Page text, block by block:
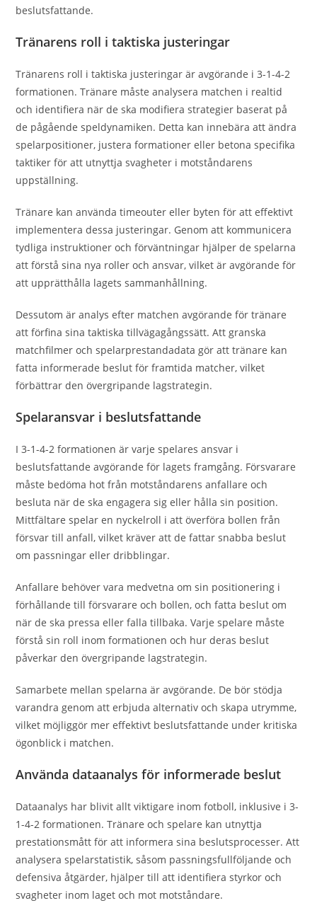
beslutsfattande.
Tränarens roll i taktiska justeringar
Tränarens roll i taktiska justeringar är avgörande i 3-1-4-2
formationen. Tränare måste analysera matchen i realtid
och identifiera när de ska modifiera strategier baserat på
de pågående speldynamiken. Detta kan innebära att ändra
spelarpositioner, justera formationer eller betona specifika
taktiker för att utnyttja svagheter i motståndarens
uppställning.
Tränare kan använda timeouter eller byten för att effektivt
implementera dessa justeringar. Genom att kommunicera
tydliga instruktioner och förväntningar hjälper de spelarna
att förstå sina nya roller och ansvar, vilket är avgörande för
att upprätthålla lagets sammanhållning.
Dessutom är analys efter matchen avgörande för tränare
att förfina sina taktiska tillvägagångssätt. Att granska
matchfilmer och spelarprestandadata gör att tränare kan
fatta informerade beslut för framtida matcher, vilket
förbättrar den övergripande lagstrategin.
Spelaransvar i beslutsfattande
I 3-1-4-2 formationen är varje spelares ansvar i
beslutsfattande avgörande för lagets framgång. Försvarare
måste bedöma hot från motståndarens anfallare och
besluta när de ska engagera sig eller hålla sin position.
Mittfältare spelar en nyckelroll i att överföra bollen från
försvar till anfall, vilket kräver att de fattar snabba beslut
om passningar eller dribblingar.
Anfallare behöver vara medvetna om sin positionering i
förhållande till försvarare och bollen, och fatta beslut om
när de ska pressa eller falla tillbaka. Varje spelare måste
förstå sin roll inom formationen och hur deras beslut
påverkar den övergripande lagstrategin.
Samarbete mellan spelarna är avgörande. De bör stödja
varandra genom att erbjuda alternativ och skapa utrymme,
vilket möjliggör mer effektivt beslutsfattande under kritiska
ögonblick i matchen.
Använda dataanalys för informerade beslut
Dataanalys har blivit allt viktigare inom fotboll, inklusive i 3-
1-4-2 formationen. Tränare och spelare kan utnyttja
prestationsmått för att informera sina beslutsprocesser. Att
analysera spelarstatistik, såsom passningsfullföljande och
defensiva åtgärder, hjälper till att identifiera styrkor och
svagheter inom laget och mot motståndare.